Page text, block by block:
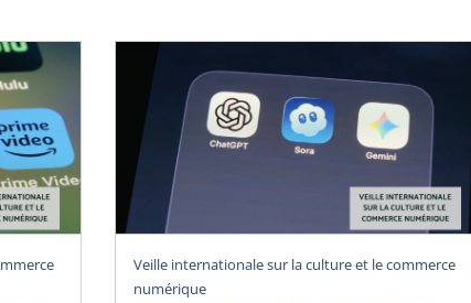
Veille internationale sur la culture et le commerce
numérique